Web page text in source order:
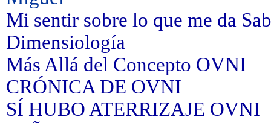
Mi sentir sobre lo que me da
Dimensiología
Más Allá del Concepto OVNI
CRÓNICA DE OVNI
SÍ HUBO ATERRIZAJE OVNI